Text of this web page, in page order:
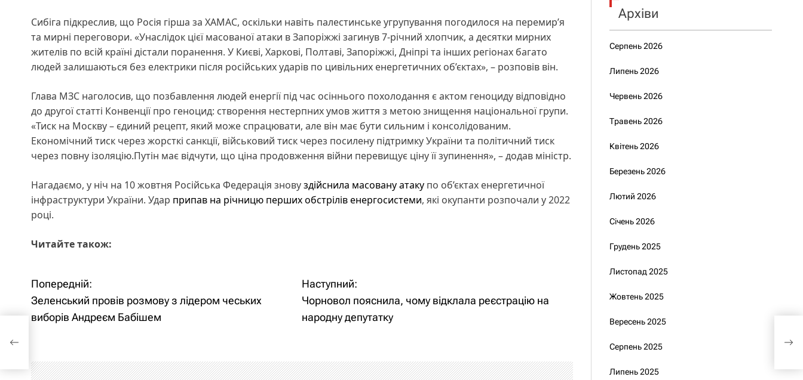
Сибіга підкреслив, що Росія гірша за ХАМАС, оскільки навіть палестинське угрупування погодилося на перемир’я
та мирні переговори. «Унаслідок цієї масованої атаки в Запоріжжі загинув 7-річний хлопчик, а десятки мирних
жителів по всій країні дістали поранення. У Києві, Харкові, Полтаві, Запоріжжі, Дніпрі та інших регіонах багато
людей залишаються без електрики після російських ударів по цивільних енергетичних об’єктах», – розповів він.
Глава МЗС наголосив, що позбавлення людей енергії під час осіннього похолодання є актом геноциду відповідно
до другої статті Конвенції про геноцид: створення нестерпних умов життя з метою знищення національної групи.
«Тиск на Москву – єдиний рецепт, який може спрацювати, але він має бути сильним і консолідованим.
Економічний тиск через жорсткі санкції, військовий тиск через посилену підтримку України та політичний тиск
через повну ізоляцію.Путін має відчути, що ціна продовження війни перевищує ціну її зупинення», – додав міністр.
Нагадаємо, у ніч на 10 жовтня Російська Федерація зновуздійснила масовану атаку по об’єктах енергетичної
інфраструктури України. Удар припав на річницю перших обстрілів енергосистеми, які окупанти розпочали у 2022
році.
Читайте також:
Н
а
і
Попередній:
Зеленський провів розмову з лідером чеських
виборів Андреєм Бабішем
Наступний:
Чорновол пояснила, чому відклала реєстрацію на
народну депутатку
Архіви
Серпень 2026
Липень 2026
Червень 2026
Травень 2026
Квітень 2026
Березень 2026
Лютий 2026
Січень 2026
Грудень 2025
Листопад 2025
Жовтень 2025
Вересень 2025
Серпень 2025
Липень 2025